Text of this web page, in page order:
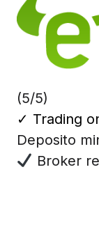
(5/5)
✓ Trading
Deposito
Broker